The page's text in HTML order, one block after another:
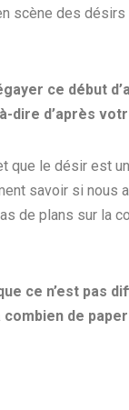
scène des
ce début
dire d’après
que le désir est
savoir si nous
de plans sur la
ce n’est pas
de